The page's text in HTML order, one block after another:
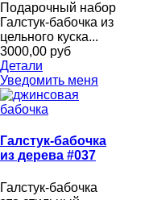
Подарочный набор
Галстук-бабочка из
цельного куска...
3000,00 руб
Детали
Уведомить меня
Галстук-бабочка
из дерева #037
Галстук-бабочка